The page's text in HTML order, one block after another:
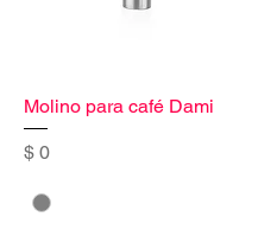
Molino para café Dami
Precio
$ 0